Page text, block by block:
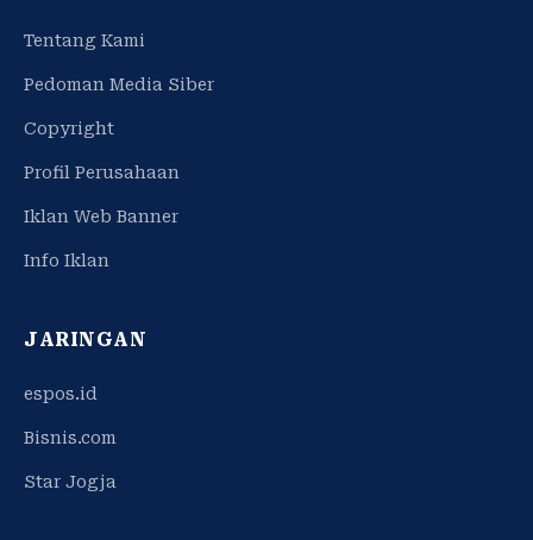
Tentang Kami
Pedoman Media Siber
Copyright
Profil Perusahaan
Iklan Web Banner
Info Iklan
JARINGAN
espos.id
Bisnis.com
Star Jogja